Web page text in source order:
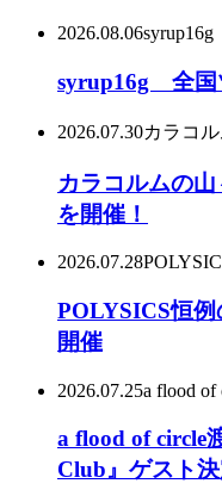
2026.08.06syrup16g
syrup16g 全国
2026.07.30カラコ
カラコルムの
を開催！
2026.07.28
POLYSICS恒
開催
2026.07.25a flood of
a flood of circle
Club』ゲスト決